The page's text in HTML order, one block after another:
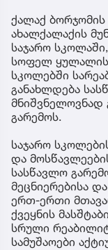
ქალაქ
ახალქალაქის
საჯარო
სოფელ
სკოლებში
განახლდება
მნიშვნელოვნად
გარემოს.
საჯარო
და
სასწავლო
მეცნიერებისა
ერთ-ერთი
ქვეყნის
სრული
სამუშაოები